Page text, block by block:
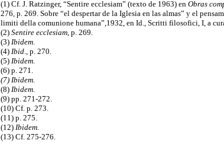
(1) Cf. J. Ratzinger, “Sentire ecclesiam” (texto de 1963) en Obras
276, p. 269. Sobre “el despertar de la Iglesia en las almas” y el
limiti della comunione humana”,1932, en Id., Scritti filosofici, I, a
(2) Sentire ecclesiam,p. 269.
(3) Ibidem.
(4) Ibid., p. 270.
(5)Ibidem.
(6) p. 271.
(7) Ibidem.
(8) Ibidem.
(9) pp. 271-272.
(10) Cf. p. 273.
(11) p. 275.
(12)Ibidem.
(13) Cf. 275-276.